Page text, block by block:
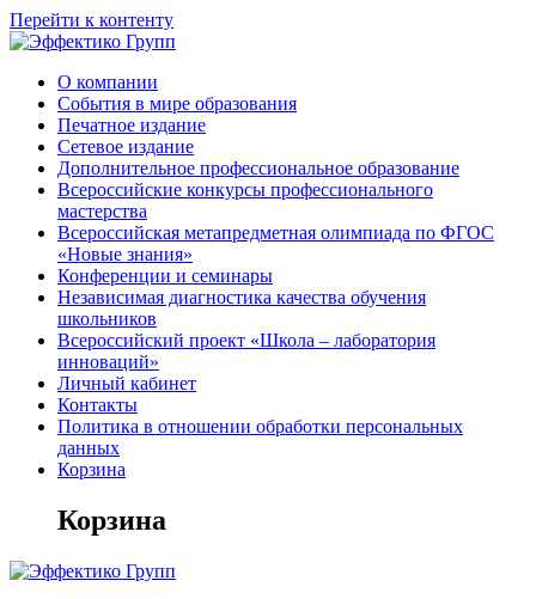
Перейти к контенту
О компании
События в мире образования
Печатное издание
Сетевое издание
Дополнительное профессиональное образование
Всероссийские конкурсы профессионального
мастерства
Всероссийская метапредметная олимпиада по ФГОС
«Новые знания»
Конференции и семинары
Независимая диагностика качества обучения
школьников
Всероссийский проект «Школа – лаборатория
инноваций»
Личный кабинет
Контакты
Политика в отношении обработки персональных
данных
Корзина
Корзина